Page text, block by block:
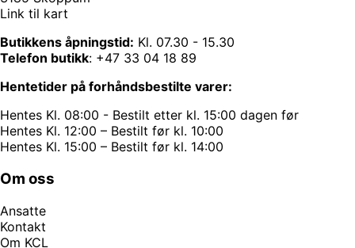
Link til kart
Butikkens åpningstid: Kl. 07.30 - 15.30
Telefon butikk: +47 33 04 18 89
Hentetider på forhåndsbestilte varer:
Hentes Kl. 08:00 - Bestilt etter kl. 15:00 dagen før
Hentes Kl. 12:00 – Bestilt før kl. 10:00
Hentes Kl. 15:00 – Bestilt før kl. 14:00
Om oss
Ansatte
Kontakt
Om KCL